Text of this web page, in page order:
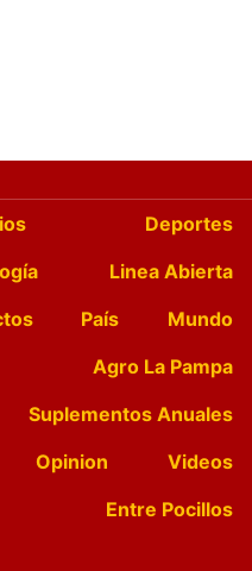
Deportes
Linea Abierta
País
Mundo
Agro La Pampa
Suplementos Anuales
Opinion
Videos
Entre Pocillos